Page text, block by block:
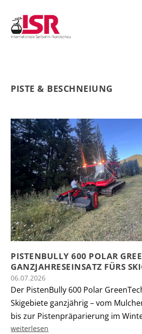
PISTE & BESCHNEIUNG
PISTENBULLY 600 POLAR
GANZJAHRESEINSATZ FÜRS
06.07.2026
Der PistenBully 600 Polar
Skigebiete ganzjährig – vom
bis zur Pistenpräparierung im
weiterlesen